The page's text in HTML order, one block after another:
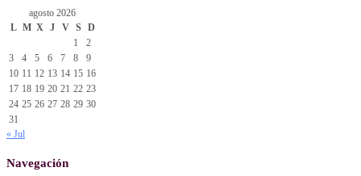
agosto 2026
L M X J V S
D
1
2
3
4 5 6 7 8
9
10 11 12 13 14 15 16
17 18 19 20 21 22 23
24 25 26 27 28 29 30
31
« Jul
Navegación